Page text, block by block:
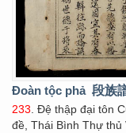
Đoàn tộc phả 段族
233. Đệ thập đại tôn
đề, Thái Bình Thự thủ